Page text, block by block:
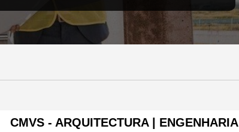
CMVS - ARQUITECTURA | ENGENHARIA